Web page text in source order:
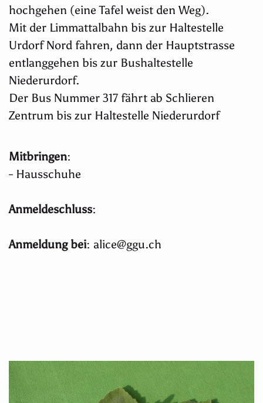
hochgehen (eine Tafel weist den Weg).
Mit der Limmattalbahn bis zur Haltestelle
Urdorf Nord fahren, dann der Hauptstrasse
entlanggehen bis zur Bushaltestelle
Niederurdorf.
Der Bus Nummer 317 fährt ab Schlieren
Zentrum bis zur Haltestelle Niederurdorf
Mitbringen:
- Hausschuhe
Anmeldeschluss:
Anmeldung bei: alice@ggu.ch